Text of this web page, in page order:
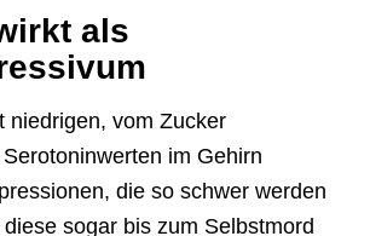
als
niedrigen, vom Zucker
im Gehirn
die so schwer werden
sogar bis zum Selbstmord